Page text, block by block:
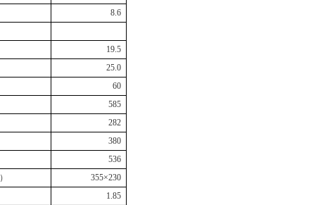
8.6
19.5
25.0
60
585
282
380
536
） 355×230
1.85